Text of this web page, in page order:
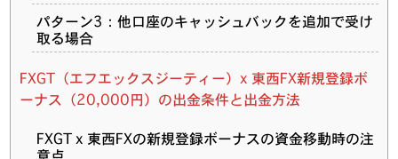
パターン3：他口座のキャッシュバックを追加で受け
取る場合
FXGT（エフエックスジーティー）x 東西FX新規登録ボ
ーナス（20,000円）の出金条件と出金方法
FXGT x 東西FXの新規登録ボーナスの資金移動時の注
意点